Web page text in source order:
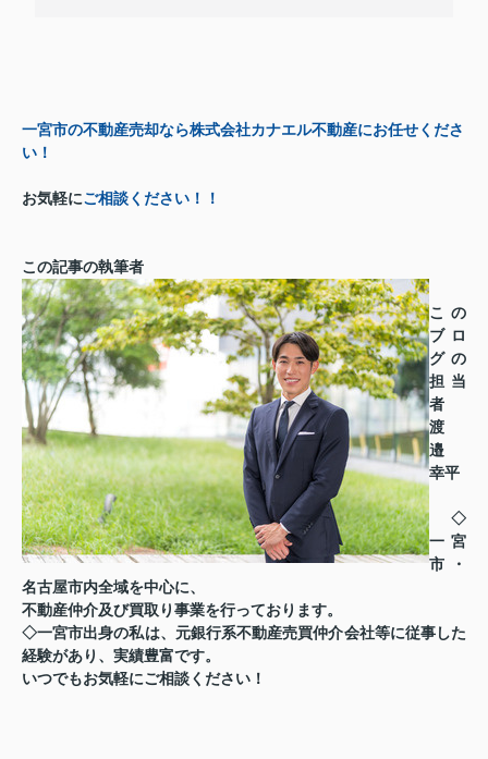
一宮市の不動産売却なら株式会社カナエル不動産にお任せくださ
い！
お気軽にご相談ください！！
この記事の執筆者
この
ブロ
グの
担当
者
渡
邉
幸平
◇
一宮
市・
名古屋市内全域を中心に、
不動産仲介及び買取り事業を行っております。
◇一宮市出身の私は、元銀行系不動産売買仲介会社等に従事した
経験があり、実績豊富です。
いつでもお気軽にご相談ください！